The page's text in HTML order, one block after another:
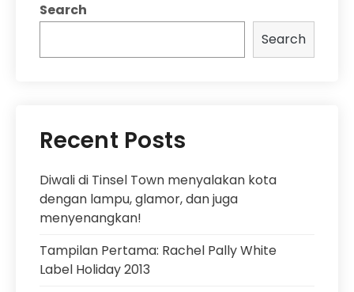
Search
Search
Recent Posts
Diwali di Tinsel Town menyalakan kota
dengan lampu, glamor, dan juga
menyenangkan!
Tampilan Pertama: Rachel Pally White
Label Holiday 2013